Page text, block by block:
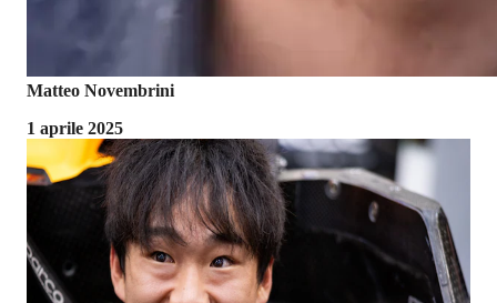
Matteo Novembrini
1 aprile 2025